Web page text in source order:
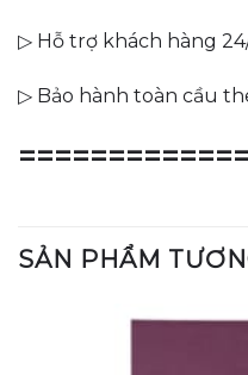
▷ Hỗ trợ khách hàng
▷ Bảo hành toàn cầu
SẢN PHẨM